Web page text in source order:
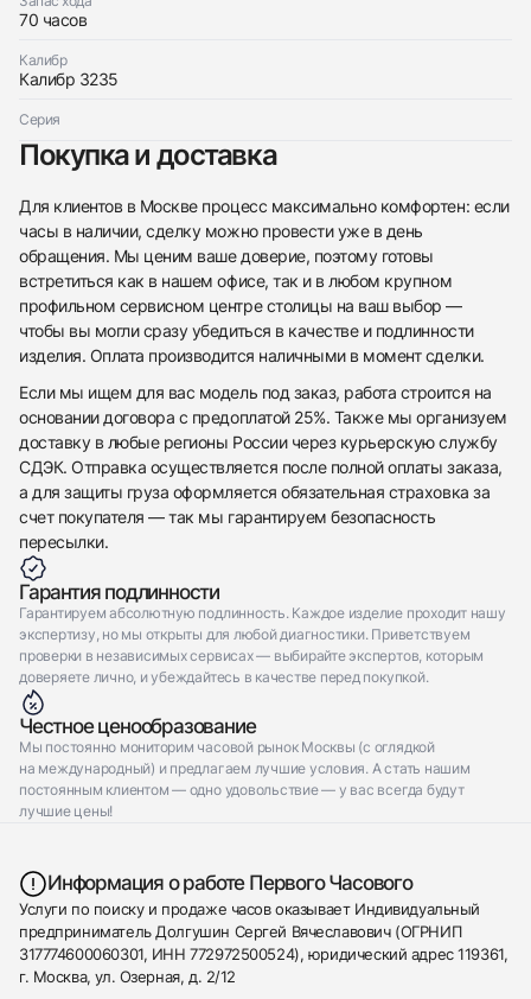
70 часов
Калибр
Калибр 3235
Серия
Покупка и доставка
Для клиентов в Москве процесс максимально комфортен: если
часы в наличии, сделку можно провести уже в день
обращения. Мы ценим ваше доверие, поэтому готовы
встретиться как в нашем офисе, так и в любом крупном
профильном сервисном центре столицы на ваш выбор —
чтобы вы могли сразу убедиться в качестве и подлинности
изделия. Оплата производится наличными в момент сделки.
Если мы ищем для вас модель под заказ, работа строится на
основании договора с предоплатой 25%. Также мы организуем
доставку в любые регионы России через курьерскую службу
СДЭК. Отправка осуществляется после полной оплаты заказа,
а для защиты груза оформляется обязательная страховка за
счет покупателя — так мы гарантируем безопасность
пересылки.
Гарантия подлинности
Гарантируем абсолютную подлинность. Каждое изделие проходит нашу
экспертизу, но мы открыты для любой диагностики. Приветствуем
проверки в независимых сервисах — выбирайте экспертов, которым
доверяете лично, и убеждайтесь в качестве перед покупкой.
Честное ценообразование
Мы постоянно мониторим часовой рынок Москвы (с оглядкой
на международный) и предлагаем лучшие условия. А стать нашим
постоянным клиентом — одно удовольствие — у вас всегда будут
лучшие цены!
Информация о работе Первого Часового
Услуги по поиску и продаже часов оказывает Индивидуальный
предприниматель Долгушин Сергей Вячеславович (ОГРНИП
317774600060301, ИНН 772972500524), юридический адрес 119361,
г. Москва, ул. Озерная, д. 2/12